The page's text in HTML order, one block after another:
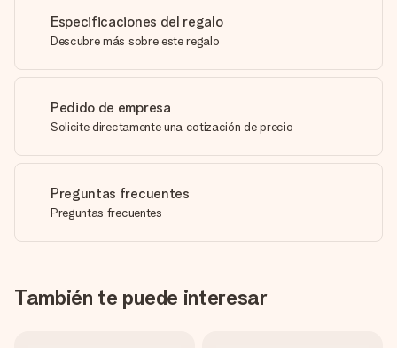
Especificaciones del regalo
Descubre más sobre este regalo
Pedido de empresa
Solicite directamente una cotización de precio
Preguntas frecuentes
Preguntas frecuentes
También te puede interesar